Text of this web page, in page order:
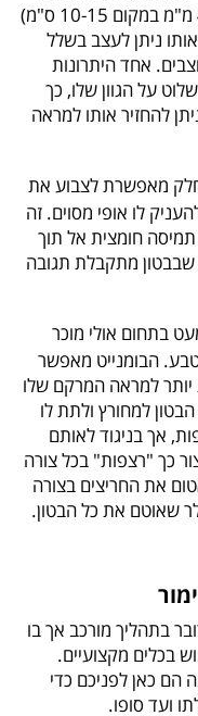
סוג של בטון מוחלק הרבה יותר דק (4-5 מ"מ במקום 10-15 ס"מ)
ניתן לעצב בשלל
אחד היתרונות
על הגוון שלו, כך
להחזיר אותו למראה
מאפשרת לצבוע את
לו אופי מסוים. זה
חומצית אל תוך
מתקבלת תגובה
בתחום אולי מוכר
הבומנייט מאפשר
למראה המרקם שלו
למחורץ ולתת לו
אך בניגוד לאותם
כך "רצפות" בכל צורה
את החריצים בצורה
שאוטם את כל הבטון.
בתהליך מורכב אך בו
בכלים מקצועיים.
והנה הם כאן לפניכם כדי
ועד סופו.